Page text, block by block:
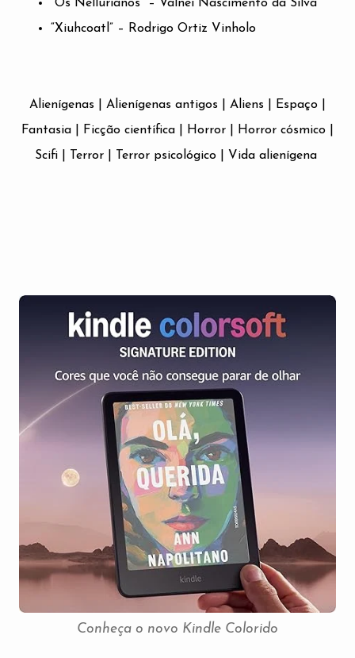
“Os Nellurianos” – Valnei Nascimento da Silva
“Xiuhcoatl” – Rodrigo Ortiz Vinholo
Alienígenas | Alienígenas antigos | Aliens | Espaço |
Fantasia | Ficção científica | Horror | Horror cósmico |
Scifi | Terror | Terror psicológico | Vida alienígena
Conheça o novo Kindle Colorido